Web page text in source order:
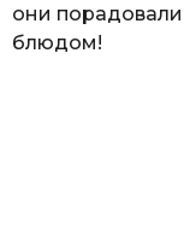
они
блюдом!